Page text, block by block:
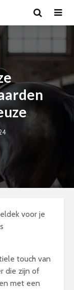
voor je
touch van
die zijn of
met een